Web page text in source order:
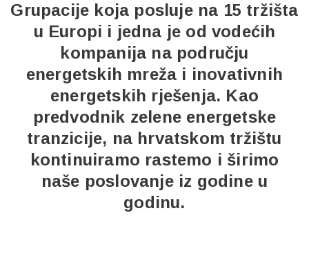
Grupacije koja posluje na 15 tržišta
u Europi i jedna je od vodećih
kompanija na području
energetskih mreža i inovativnih
energetskih rješenja. Kao
predvodnik zelene energetske
tranzicije, na hrvatskom tržištu
kontinuiramo rastemo i širimo
naše poslovanje iz godine u
godinu.